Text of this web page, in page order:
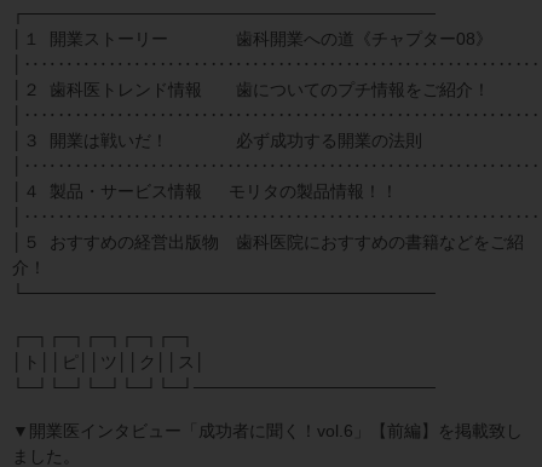
┌──────────────────────────────────
│１ 開業ストーリー 歯科開業への道《チャプター08》
│２ 歯科医トレンド情報 歯についてのプチ情報をご紹介！
│３ 開業は戦いだ！ 必ず成功する開業の法則
│４ 製品・サービス情報 モリタの製品情報！！
│５ おすすめの経営出版物 歯科医院におすすめの書籍などをご紹
介！
└──────────────────────────────────
┌─┐┌─┐┌─┐┌─┐┌─┐
│ト││ピ││ツ││ク││ス│
└─┘└─┘└─┘└─┘└─┘────────────────────
▼開業医インタビュー「成功者に聞く！vol.6」【前編】を掲載致し
ました。